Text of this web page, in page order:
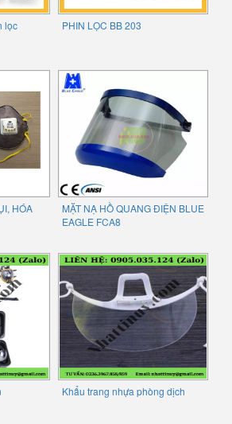
lọc PHIN LỌC BB 203
HÓA
MẶT NẠ HỒ QUANG ĐIỆN BLUE
EAGLE FCA8
Khẩu trang nhựa phòng dịch